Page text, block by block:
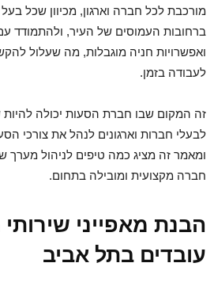
מורכבת לכל חברה וארגון, מכיוון שכל
ברחובות העמוסים של העיר, ולהתמודד
ואפשרויות חניה מוגבלות, מה שעלול
לעבודה בזמן.
זה המקום שבו חברת הסעות יכולה
לבעלי חברות וארגונים לנהל את צורכי
ומאמר זה מציג כמה טיפים לניהול מערך
חברה מקצועית ומובילה בתחום.
הבנת מאפייני
עובדים בתל אביב